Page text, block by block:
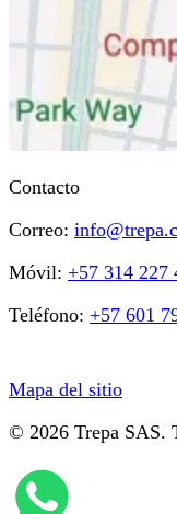
Contacto
Correo:
Móvil: +57 314 227
Teléfono: +57 601
Mapa del sitio
© 2026 Trepa SAS.